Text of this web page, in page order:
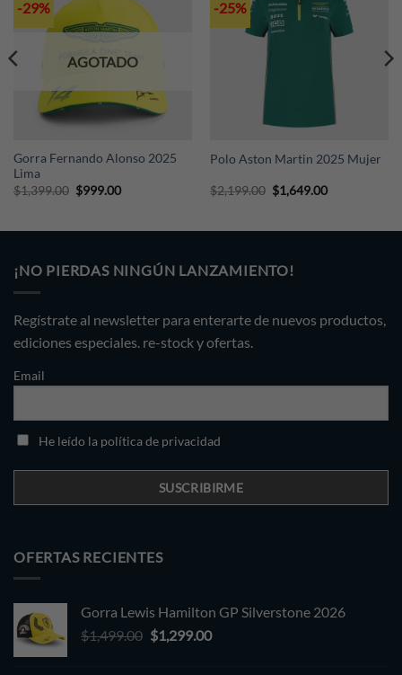
-29%
AGOTADO
Gorra Fernando Alonso 2025
Lima
$1,399.00 Original
price
$999.00Current
-25%
Polo Aston Martin 2025 Mujer
$2,199.00 Original
price
$1,649.00Current
¡NO PIERDAS NINGÚN LANZAMIENTO!
Regístrate al newsletter para enterarte de nuevos productos,
ediciones especiales. re-stock y ofertas.
Email
He leído la política de privacidad
OFERTAS RECIENTES
Gorra Lewis Hamilton GP Silverstone 2026
$1,499.00 Original
$1,299.00Current